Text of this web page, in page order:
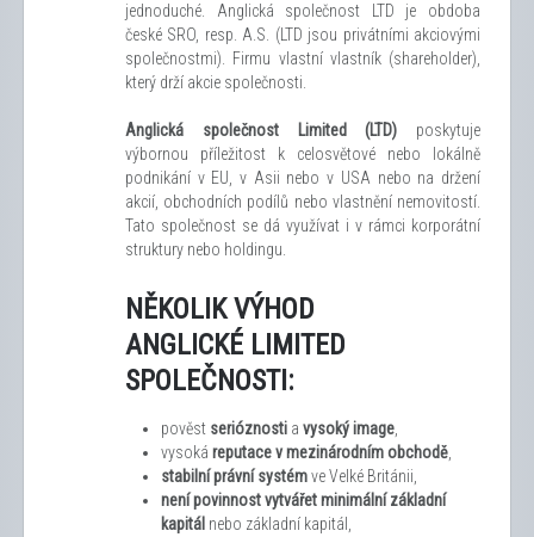
jednoduché. Anglická společnost LTD je obdoba
české SRO, resp. A.S. (LTD jsou privátními akciovými
společnostmi). Firmu vlastní vlastník (shareholder),
který drží akcie společnosti.
Anglická společnost Limited (LTD) poskytuje
výbornou příležitost k celosvětové nebo lokálně
podnikání v EU, v Asii nebo v USA nebo na držení
akcií, obchodních podílů nebo vlastnění nemovitostí.
Tato společnost se dá využívat i v rámci korporátní
struktury nebo holdingu.
NĚKOLIK VÝHOD
ANGLICKÉ LIMITED
SPOLEČNOSTI:
pověst serióznosti a vysoký image,
vysoká reputace v mezinárodním obchodě,
stabilní právní systémve Velké Británii,
není povinnost vytvářet minimální základní
kapitál nebo základní kapitál,